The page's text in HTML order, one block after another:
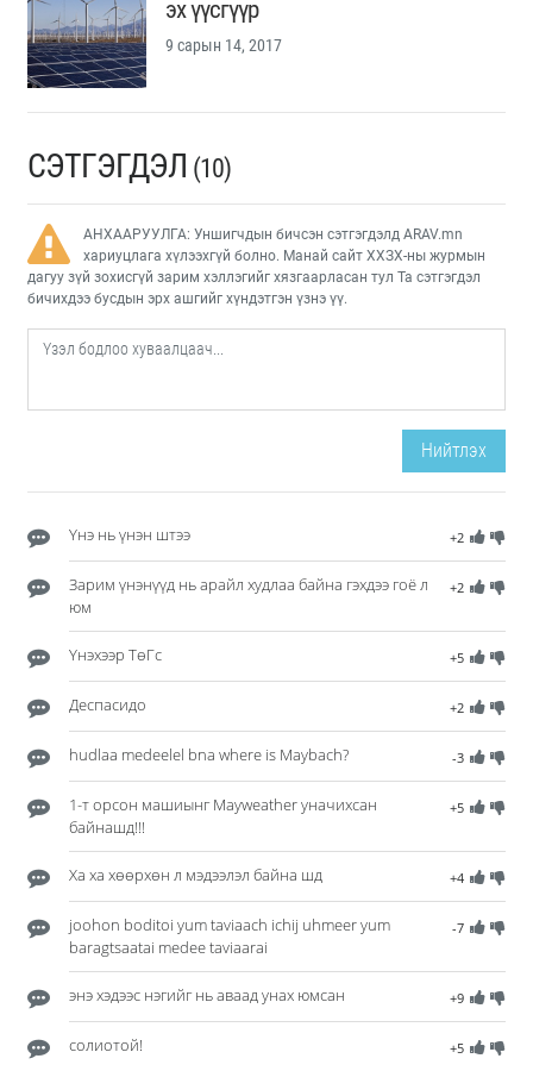
эх үүсгүүр
9 сарын 14, 2017
СЭТГЭГДЭЛ (10)
АНХААРУУЛГА: Уншигчдын бичсэн сэтгэгдэлд ARAV.mn
хариуцлага хүлээхгүй болно. Манай сайт ХХЗХ-ны журмын
дагуу зүй зохисгүй зарим хэллэгийг хязгаарласан тул Та сэтгэгдэл
бичихдээ бусдын эрх ашгийг хүндэтгэн үзнэ үү.
Нийтлэх
+2
Үнэ нь үнэн штээ
+2
Зарим үнэнүүд нь арайл худлаа байна гэхдээ гоё л
юм
+5
Үнэхээр ТөГс
+2
Деспасидо
-3
hudlaa medeelel bna where is Maybach?
+5
1-т орсон машиынг Мayweather уначихсан
байнашд!!!
+4
Ха ха хөөрхөн л мэдээлэл байна шд
-7
joohon boditoi yum taviaach ichij uhmeer yum
baragtsaatai medee taviaarai
+9
энэ хэдээс нэгийг нь аваад унах юмсан
+5
солиотой!